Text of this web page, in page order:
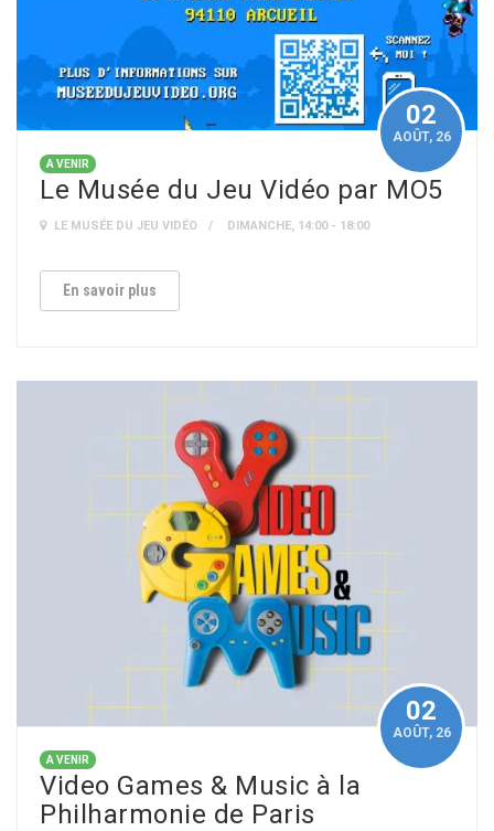
02
AOÛT, 26
A VENIR
Le Musée du Jeu Vidéo par MO5
LE MUSÉE DU JEU VIDÉO DIMANCHE, 14:00 - 18:00
En savoir plus
02
AOÛT, 26
A VENIR
Video Games & Music à la
Philharmonie de Paris